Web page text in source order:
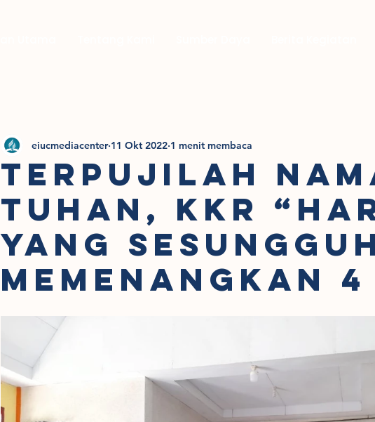
TERPUJILAH
TUHAN, KKR
YANG
MEMENANGKAN
eiucmediacenter 11 Okt 2022 1 menit membaca